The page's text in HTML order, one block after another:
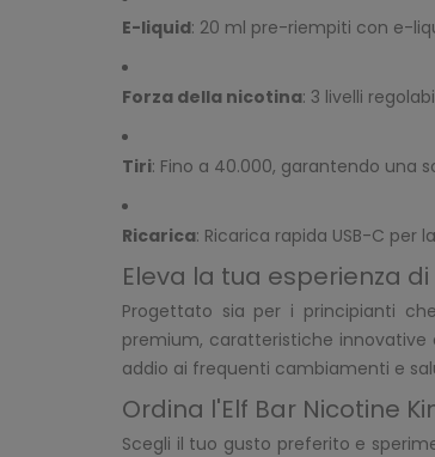
E-liquid: 20 ml pre-riempiti con e-
Forza della nicotina: 3 livelli
Tiri: Fino a 40.000, garantendo una
Ricarica: Ricarica rapida USB-C per
Eleva la tua esperienza
Progettato sia per i principianti
premium, caratteristiche innovative
addio ai frequenti cambiamenti e
Ordina l'Elf Bar Nicotine
Scegli il tuo gusto preferito e